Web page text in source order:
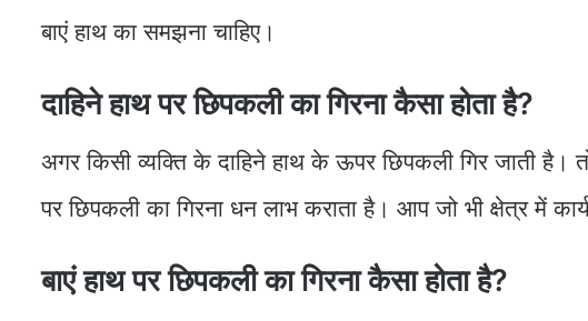
बाएं हाथ का समझना चाहिए।
दाहिने हाथ पर छिपकली का गिरना कैसा होता है?
अगर किसी व्यक्ति के दाहिने हाथ के ऊपर छिपकली गिर जाती है।
पर छिपकली का गिरना धन लाभ कराता है। आप जो भी क्षेत्र में
बाएं हाथ पर छिपकली का गिरना कैसा होता है?